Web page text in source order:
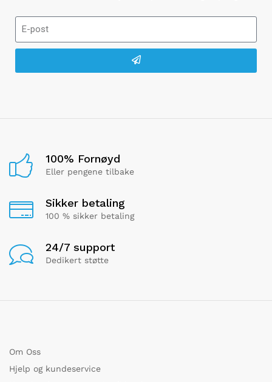
100% Fornøyd
Eller pengene tilbake
Sikker betaling
100 % sikker betaling
24/7 support
Dedikert støtte
Om Oss
Hjelp og kundeservice